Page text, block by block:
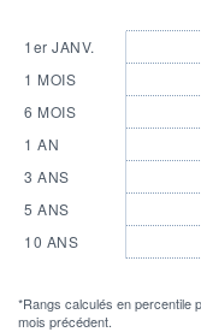
1er JANV.
1 MOIS
6 MOIS
1 AN
3 ANS
5 ANS
10 ANS
*Rangs calculés en percentile
mois précédent.